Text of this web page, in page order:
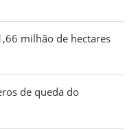
milhão de hectares
de queda do